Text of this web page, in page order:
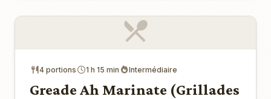
4 portions 1 h 15 min Intermédiaire
Greade Ah Marinate (Grillades